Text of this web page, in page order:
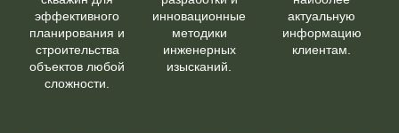
эффективного
планирования и
строительства
объектов любой
сложности.
инновационные
методики
инженерных
изысканий.
актуальную
информацию
клиентам.